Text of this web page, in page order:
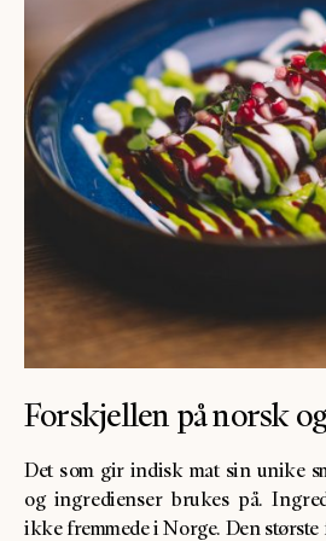
Forskjellen på norsk
Det som gir indisk mat sin unike
og ingredienser brukes på.
ikke fremmede i Norge. Den